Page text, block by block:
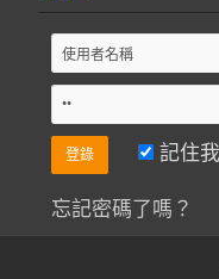
記住我
忘記密碼了嗎？